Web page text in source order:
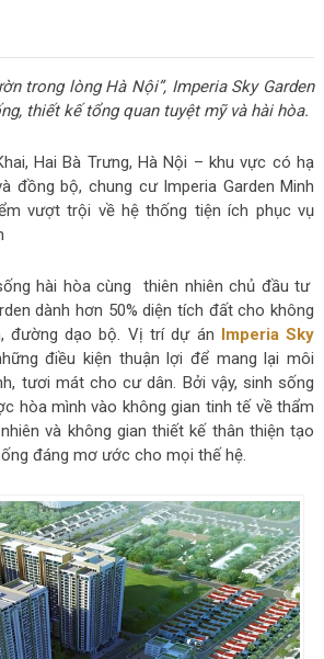
trong lòng Hà Nội”, Imperia Sky Garden
thiết kế tổng quan tuyệt mỹ và hài hòa.
Hai Bà Trưng, Hà Nội – khu vực có hạ
đồng bộ, chung cư Imperia Garden Minh
vượt trội về hệ thống tiện ích phục vụ
hài hòa cùng thiên nhiên chủ đầu tư
dành hơn 50% diện tích đất cho không
đường dạo bộ. Vị trí dự án Imperia Sky
điều kiện thuận lợi để mang lại môi
tươi mát cho cư dân. Bởi vậy, sinh sống
hòa mình vào không gian tinh tế về thẩm
và không gian thiết kế thân thiện tạo
đáng mơ ước cho mọi thế hệ.